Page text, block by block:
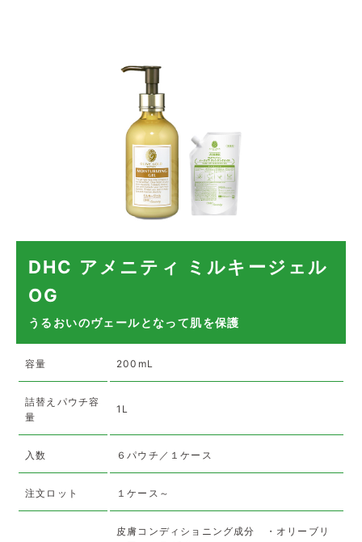
DHC アメニティ ミルキージェル
OG
うるおいのヴェールとなって肌を保護
容量 200mL
詰替えパウチ容
量
1L
入数 ６パウチ／１ケース
注文ロット １ケース～
皮膚コンディショニング成分 ・オリーブリ